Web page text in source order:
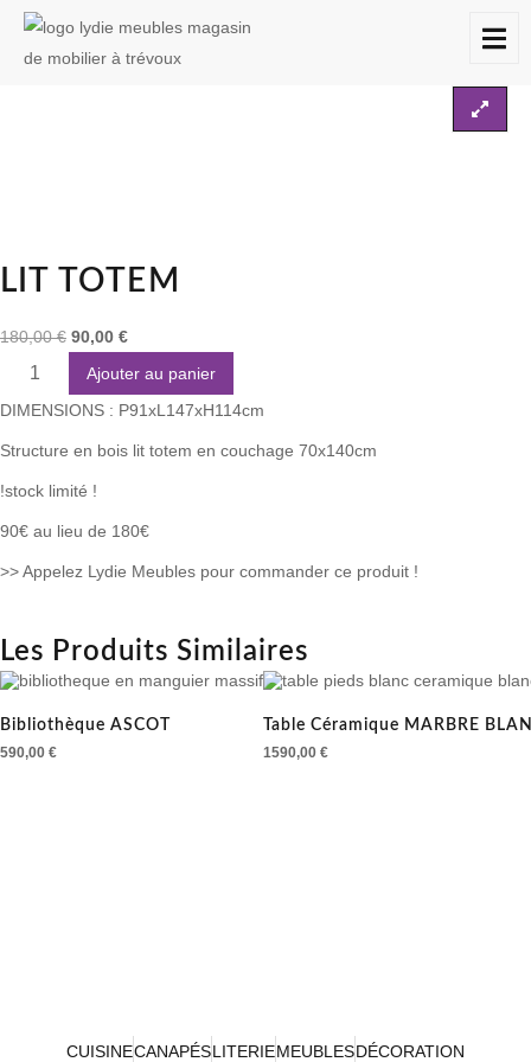
Accueil Non classé Destockages
LIT TOTEM
180,00€ 90,00 €
Ajouter au panier
DIMENSIONS : P91xL147xH114cm
Structure en bois lit totem en couchage 70x140cm
!stock limité !
90€ au lieu de 180€
>> Appelez Lydie Meubles pour commander ce produit !
Les Produits Similaires
Bibliothèque ASCOT
590,00 €
Table Céramique MARBRE
1590,00 €
CUISINECANAPÉSLITERIEMEUBLESDÉCORATION